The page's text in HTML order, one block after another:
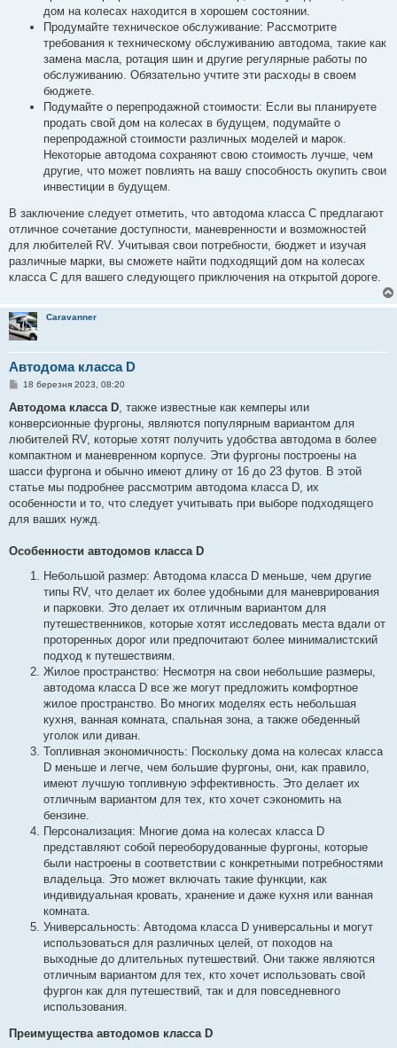
дом на колесах находится в хорошем состоянии.
Продумайте техническое обслуживание: Рассмотрите
требования к техническому обслуживанию автодома, такие как
замена масла, ротация шин и другие регулярные работы по
обслуживанию. Обязательно учтите эти расходы в своем
бюджете.
Подумайте о перепродажной стоимости: Если вы планируете
продать свой дом на колесах в будущем, подумайте о
перепродажной стоимости различных моделей и марок.
Некоторые автодома сохраняют свою стоимость лучше, чем
другие, что может повлиять на вашу способность окупить свои
инвестиции в будущем.
В заключение следует отметить, что автодома класса C предлагают
отличное сочетание доступности, маневренности и возможностей
для любителей RV. Учитывая свои потребности, бюджет и изучая
различные марки, вы сможете найти подходящий дом на колесах
класса C для вашего следующего приключения на открытой дороге.
Caravanner
Автодома класса D
П
в
д
о
л
е
н
я
18 березня 2023, 08:20
Автодома класса D , также известные как кемперы или
конверсионные фургоны, являются популярным вариантом для
любителей RV, которые хотят получить удобства автодома в более
компактном и маневренном корпусе. Эти фургоны построены на
шасси фургона и обычно имеют длину от 16 до 23 футов. В этой
статье мы подробнее рассмотрим автодома класса D, их
особенности и то, что следует учитывать при выборе подходящего
для ваших нужд.
Особенности автодомов класса D
Небольшой размер: Автодома класса D меньше, чем другие
типы RV, что делает их более удобными для маневрирования
и парковки. Это делает их отличным вариантом для
путешественников, которые хотят исследовать места вдали от
проторенных дорог или предпочитают более минималистский
подход к путешествиям.
Жилое пространство: Несмотря на свои небольшие размеры,
автодома класса D все же могут предложить комфортное
жилое пространство. Во многих моделях есть небольшая
кухня, ванная комната, спальная зона, а также обеденный
уголок или диван.
Топливная экономичность: Поскольку дома на колесах класса
D меньше и легче, чем большие фургоны, они, как правило,
имеют лучшую топливную эффективность. Это делает их
отличным вариантом для тех, кто хочет сэкономить на
бензине.
Персонализация: Многие дома на колесах класса D
представляют собой переоборудованные фургоны, которые
были настроены в соответствии с конкретными потребностями
владельца. Это может включать такие функции, как
индивидуальная кровать, хранение и даже кухня или ванная
комната.
Универсальность: Автодома класса D универсальны и могут
использоваться для различных целей, от походов на
выходные до длительных путешествий. Они также являются
отличным вариантом для тех, кто хочет использовать свой
фургон как для путешествий, так и для повседневного
использования.
Преимущества автодомов класса D